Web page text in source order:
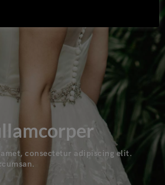
consectetur adipiscing elit.